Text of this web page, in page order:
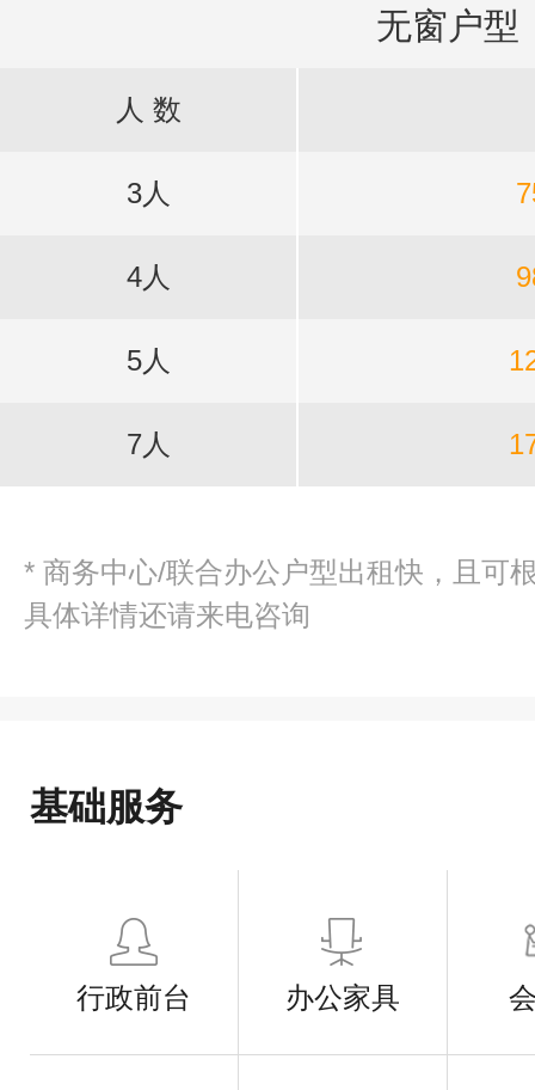
无窗户型
人 数
3人
4人
5人
7人
* 商务中心/联合办公户型出租快，且可
具体详情还请来电咨询
基础服务
行政前台 办公家具